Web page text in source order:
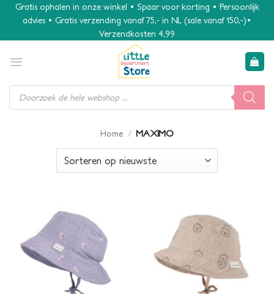
Gratis ophalen in onze winkel • Spaar voor korting • Persoonlijk
advies • Gratis verzending vanaf 75,- in NL (sale vanaf 150,-)•
Verzendkosten 4,99
Producten
zoeken
Home / MAXIMO